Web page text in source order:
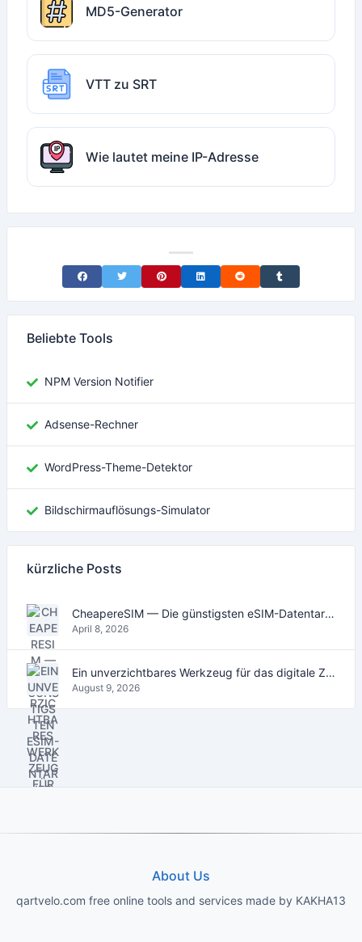
MD5-Generator
VTT zu SRT
Wie lautet meine IP-Adresse
Share on Facebook
Share on TwitterShare on Pinterest
Share on LinkedIn
Share on RedditShare on Tumblr
Beliebte Tools
NPM Version Notifier
Adsense-Rechner
WordPress-Theme-Detektor
Bildschirmauflösungs-Simulator
kürzliche Posts
CheapereSIM — Die günstigsten eSIM-Datentarife für Reisen 2026
April 8, 2026
Ein unverzichtbares Werkzeug für das digitale Zeitalter
August 9, 2026
About Us
qartvelo.com free online tools and services made by KAKHA13